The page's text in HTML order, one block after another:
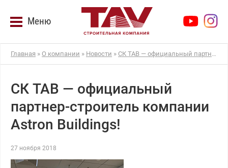
Меню
Главная » О компании » Новости » СК ТАВ — официальный партнер-строитель компании Astron Buildings!
СК ТАВ — официальный
партнер-строитель компании
Astron Buildings!
27 ноября 2018